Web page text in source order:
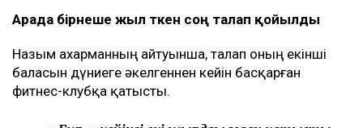
Арада бірнеше жыл өткен соң талап қойылды
Назым Қахарманның айтуынша, талап оның екінші
баласын дүниеге әкелгеннен кейін басқарған
фитнес-клубқа қатысты.